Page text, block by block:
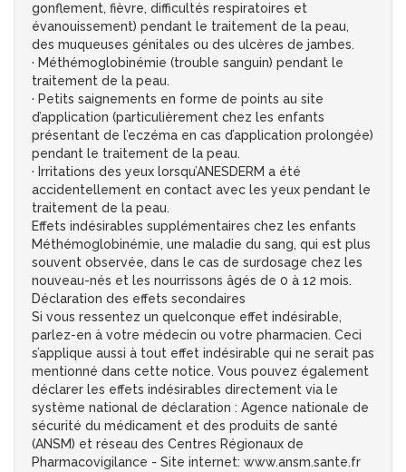
gonflement, fièvre, difficultés respiratoires et
évanouissement) pendant le traitement de la peau,
des muqueuses génitales ou des ulcères de jambes.
· Méthémoglobinémie (trouble sanguin) pendant le
traitement de la peau.
· Petits saignements en forme de points au site
d’application (particulièrement chez les enfants
présentant de l’eczéma en cas d’application prolongée)
pendant le traitement de la peau.
· Irritations des yeux lorsqu’ANESDERM a été
accidentellement en contact avec les yeux pendant le
traitement de la peau.
Effets indésirables supplémentaires chez les enfants
Méthémoglobinémie, une maladie du sang, qui est plus
souvent observée, dans le cas de surdosage chez les
nouveau-nés et les nourrissons âgés de 0 à 12 mois.
Déclaration des effets secondaires
Si vous ressentez un quelconque effet indésirable,
parlez-en à votre médecin ou votre pharmacien. Ceci
s’applique aussi à tout effet indésirable qui ne serait pas
mentionné dans cette notice. Vous pouvez également
déclarer les effets indésirables directement via le
système national de déclaration : Agence nationale de
sécurité du médicament et des produits de santé
(ANSM) et réseau des Centres Régionaux de
Pharmacovigilance - Site internet: www.ansm.sante.fr